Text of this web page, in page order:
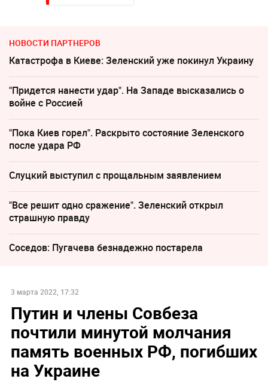
НОВОСТИ ПАРТНЕРОВ
Катастрофа в Киеве: Зеленский уже покинул Украину
"Придется нанести удар". На Западе высказались о
войне с Россией
"Пока Киев горел". Раскрыто состояние Зеленского
после удара РФ
Слуцкий выступил с прощальным заявлением
"Все решит одно сражение". Зеленский открыл
страшную правду
Соседов: Пугачева безнадежно постарела
3 марта 2022, 17:32
Путин и члены Совбеза
почтили минутой молчания
память военных РФ, погибших
на Украине